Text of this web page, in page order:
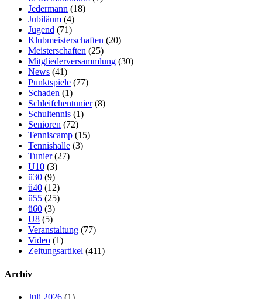
Jedermann (18)
Jubiläum (4)
Jugend (71)
Klubmeisterschaften (20)
Meisterschaften (25)
Mitgliederversammlung (30)
News (41)
Punktspiele (77)
Schaden (1)
Schleifchentunier(8)
Schultennis (1)
Senioren (72)
Tenniscamp (15)
Tennishalle (3)
Tunier(27)
U10 (3)
ü30 (9)
ü40 (12)
ü55 (25)
ü60 (3)
U8 (5)
Veranstaltung (77)
Video (1)
Zeitungsartikel (411)
Archiv
Juli 2026 (1)